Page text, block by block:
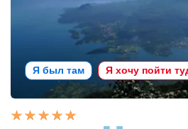
Я был там Я хочу пойти